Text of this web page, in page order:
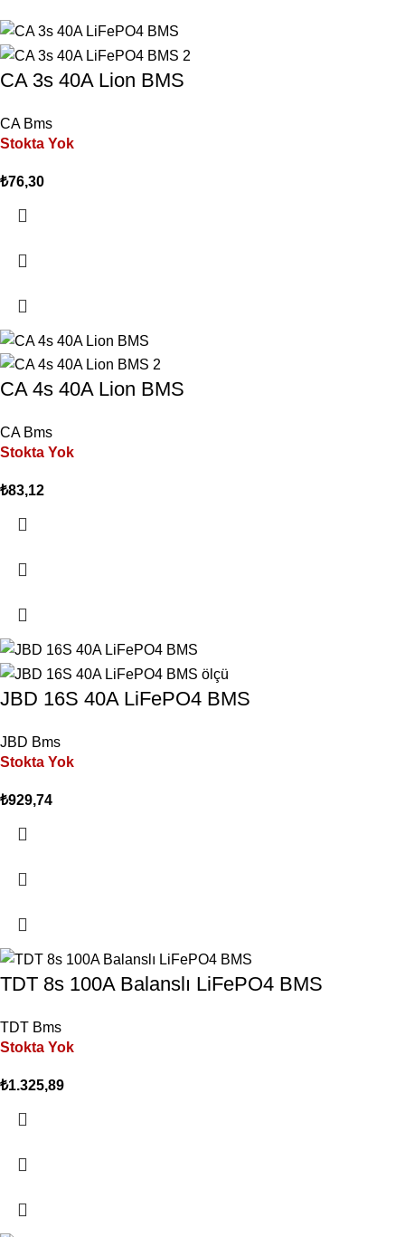
CA 3s 40A Lion BMS
CA Bms
Stokta Yok
₺76,30
CA 4s 40A Lion BMS
CA Bms
Stokta Yok
₺83,12
JBD 16S 40A LiFePO4 BMS
JBD Bms
Stokta Yok
₺929,74
TDT 8s 100A Balanslı LiFePO4 BMS
TDT Bms
Stokta Yok
₺1.325,89